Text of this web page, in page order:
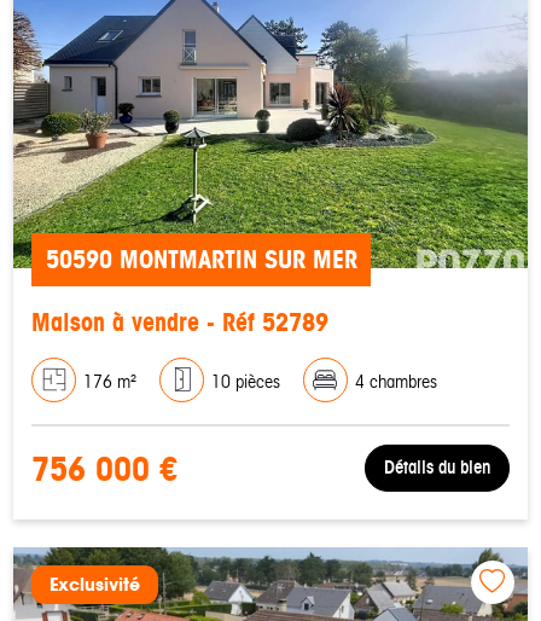
50590 MONTMARTIN SUR MER
Maison à vendre - Réf 52789
176 m² 10 pièces 4 chambres
756 000 € Détails du bien
Exclusivité